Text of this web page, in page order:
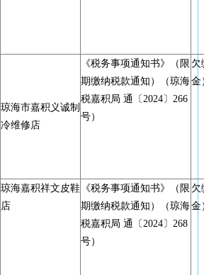
琼海市嘉积义诚制
冷维修店
《税务事项通知书》（限
期缴纳税款通知）（琼海
税嘉积局 通〔2024〕266
号）
欠
金
琼海嘉积祥文皮鞋
店
《税务事项通知书》（限
期缴纳税款通知）（琼海
税嘉积局 通〔2024〕268
号）
欠
金